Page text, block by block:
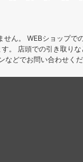
ん。 WEBショップで
。 店頭での引き取り
などでお問い合わせくだ